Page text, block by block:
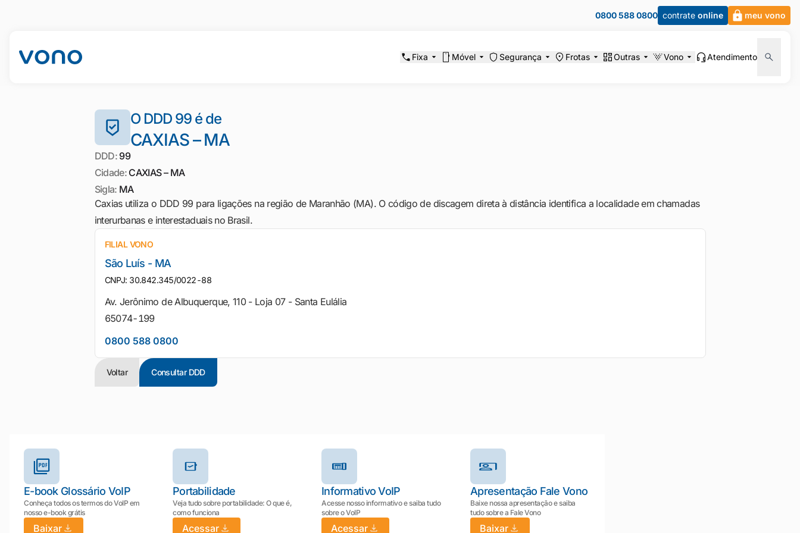
0800 588 0800 contrate online meu vono
Fixa Móvel Segurança Frotas Outras Vono Atendimento
O DDD 99 é de
CAXIAS – MA
DDD:99
Cidade: CAXIAS – MA
Sigla: MA
Caxias utiliza o DDD 99 para ligações na região de Maranhão (MA). O código de discagem direta à distância identifica a localidade em chamadas
interurbanas e interestaduais no Brasil.
FILIAL VONO
São Luís - MA
CNPJ: 30.842.345/0022-88
Av. Jerônimo de Albuquerque, 110 - Loja 07 - Santa Eulália
65074-199
0800 588 0800
Voltar Consultar DDD
E-book Glossário VoIP
Conheça todos os termos do VoIP em
nosso e-book grátis
Baixar
Portabilidade
Veja tudo sobre portabilidade: O que é,
como funciona
Acessar
Informativo VoIP
Acesse nosso informativo e saiba tudo
sobre o VoIP
Acessar
Apresentação Fale Vono
Baixe nossa apresentação e saiba
tudo sobre a Fale Vono
Baixar